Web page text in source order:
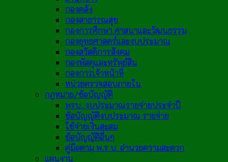
กองคลัง
กองสาธารณสุข
กองการศึกษา ศาสนาและวัฒนธรรม
กองยุทธศาสตร์และงบประมาณ
กองสวัสดิการสังคม
กองพัสดุและทรัพย์สิน
กองการเจ้าหน้าที่
หน่วยตรวจสอบภายใน
กฎหมาย/ข้อบัญญัติ
พรบ. งบประมาณรายจ่ายประจำปี
ข้อบัญญัติงบประมาณ รายจ่าย
ใช้จ่ายเงินสะสม
ข้อบัญญัติอื่นๆ
คู่มือตาม พ.ร.บ. อำนวยความสะดวก
แผนงาน